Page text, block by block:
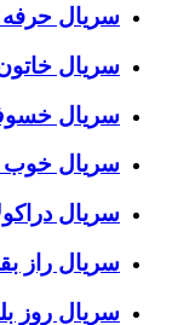
سریال
سریال
سریال
سریال خوب
سریال دراکولا
سریال راز
سریال روز